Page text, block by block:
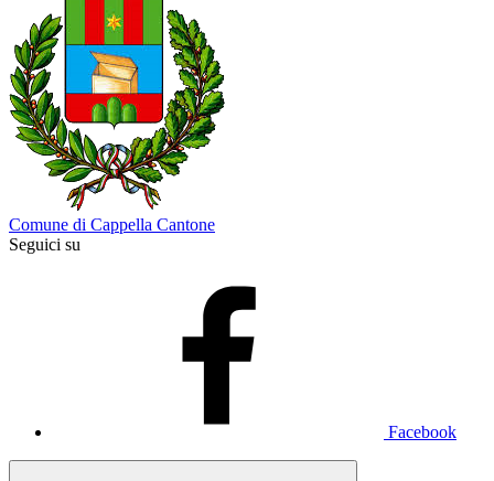
Comune di Cappella Cantone
Seguici su
Facebook